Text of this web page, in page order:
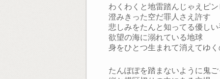
わくわくと地雷踏んじゃえピ
澄みきった空だ罪人さえ許す
悲しみをたんと知ってる優し
欲望の海に溺れている地球
身をひとつ生まれて消えてゆ
たんぽぽを踏まないように鬼ご